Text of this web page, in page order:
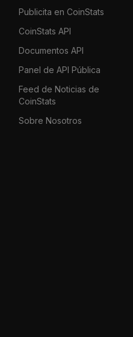
Publicita en CoinStats
CoinStats API
Documentos API
Panel de API Pública
Feed de Noticias de
CoinStats
Sobre Nosotros